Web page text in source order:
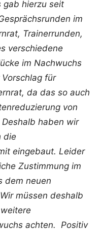
gab hierzu seit
im
Trainerrunden,
verschiedene
im Nachwuchs
für
da das so auch
von
haben wir
die
eingebaut. Leider
Zustimmung im
dem neuen
müssen deshalb
achten. Positiv